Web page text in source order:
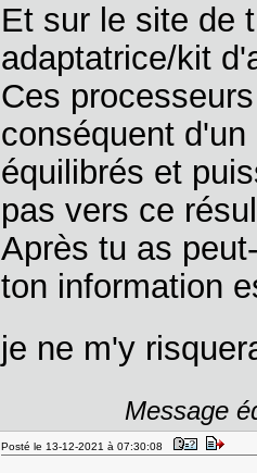
Et sur le site de
adaptatrice/kit
Ces
conséquent
équilibrés et
pas vers ce
Après tu as
ton information
je ne m'y
Message
Posté le 13-12-2021 à 07:30:08